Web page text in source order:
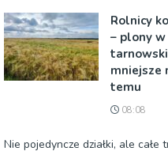
Rolnicy
– plony
mniejsze
temu
08:08
Nie pojedyncze działki, ale całe